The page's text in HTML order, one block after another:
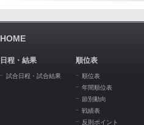
HOME
日程・結果
試合日程・試合結果
順位表
順位表
年間順位表
節別動向
戦績表
反則ポイント